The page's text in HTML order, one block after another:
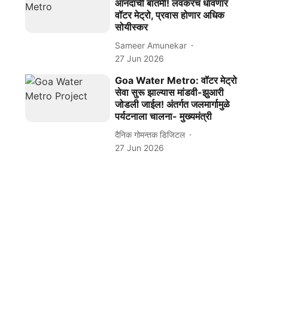
आनंदाची बातमी! लवकरच धावणार
वॉटर मेट्रो, प्रवास होणार अधिक
सोयीस्कर
Sameer Amunekar
27 Jun 2026
Goa Water Metro: वॉटर मेट्रो
सेवा सुरू झाल्यास मांडवी-झुआरी
जोडली जाईल! अंतर्गत जलमार्गामुळे
पर्यटनाला चालना- मुख्यमंत्री
दैनिक गोमन्तक डिजिटल
27 Jun 2026